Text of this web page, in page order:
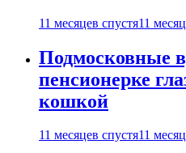
11 месяцев спустя11
Подмосковные
пенсионерке
кошкой
11 месяцев спустя11